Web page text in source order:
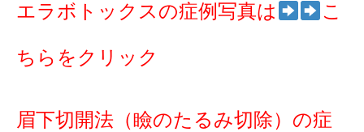
エラボトックスの症例写真は こ
ちらをクリック
眉下切開法（瞼のたるみ切除）の症